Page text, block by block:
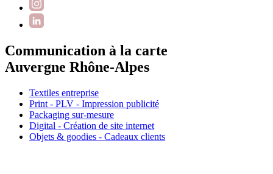
Communication à la carte
Auvergne Rhône-Alpes
Textiles entreprise
Print - PLV - Impression publicité
Packaging sur-mesure
Digital - Création de site internet
Objets & goodies - Cadeaux clients